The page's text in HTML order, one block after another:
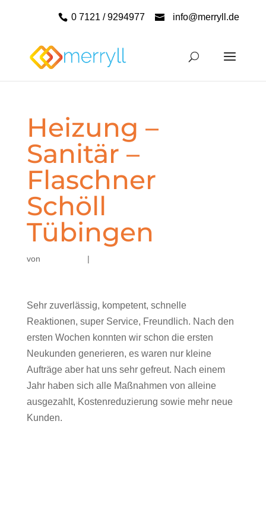
0 7121 / 9294977 info@merryll.de
Heizung –
Sanitär –
Flaschner
Schöll
Tübingen
von |
Sehr zuverlässig, kompetent, schnelle
Reaktionen, super Service, Freundlich. Nach den
ersten Wochen konnten wir schon die ersten
Neukunden generieren, es waren nur kleine
Aufträge aber hat uns sehr gefreut. Nach einem
Jahr haben sich alle Maßnahmen von alleine
ausgezahlt, Kostenreduzierung sowie mehr neue
Kunden.